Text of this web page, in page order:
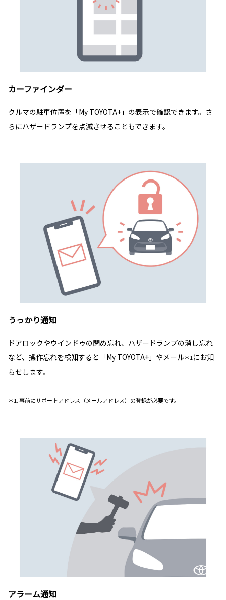
カーファインダー
クルマの駐車位置を「My TOYOTA+」の表示で確認できます。さ
らにハザードランプを点滅させることもできます。
うっかり通知
ドアロックやウインドゥの閉め忘れ、ハザードランプの消し忘れ
など、操作忘れを検知すると「My TOYOTA+」やメール＊1にお知
らせします。
＊1. 事前にサポートアドレス（メールアドレス）の登録が必要です。
アラーム通知